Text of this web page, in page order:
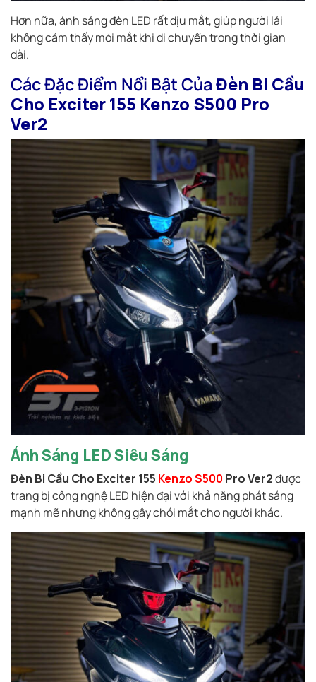
Hơn nữa, ánh sáng đèn LED rất dịu mắt, giúp người lái
không cảm thấy mỏi mắt khi di chuyển trong thời gian
dài.
Các Đặc Điểm Nổi Bật CủaĐèn Bi Cầu
Cho Exciter 155 Kenzo S500 Pro
Ver2
Ánh Sáng LED Siêu Sáng
Đèn Bi Cầu Cho Exciter 155 Kenzo S500 Pro Ver2được
trang bị công nghệ LED hiện đại với khả năng phát sáng
mạnh mẽ nhưng không gây chói mắt cho người khác.